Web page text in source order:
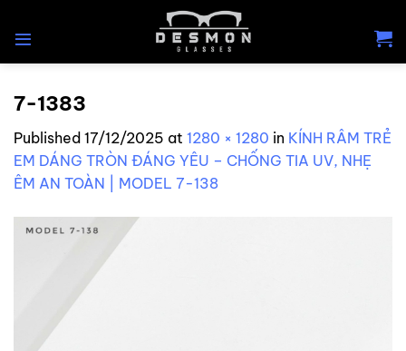
7-1383
Published 17/12/2025 at 1280 × 1280 in KÍNH RÂM TRẺ
EM DÁNG TRÒN ĐÁNG YÊU – CHỐNG TIA UV, NHẸ
ÊM AN TOÀN | MODEL 7-138